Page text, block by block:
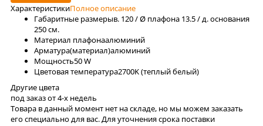
ХарактеристикиПолное описание
Габаритные размерыв. 120 / Ø плафона 13.5 / д. основания
250 см.
Материал плафонаалюминий
Арматура(материал)алюминий
Мощность50 W
Цветовая температура2700K (теплый белый)
Другие цвета
под заказ от 4-x недель
Товара в данный момент нет на складе, но мы можем заказать
его специально для вас. Для уточнения срока поставки